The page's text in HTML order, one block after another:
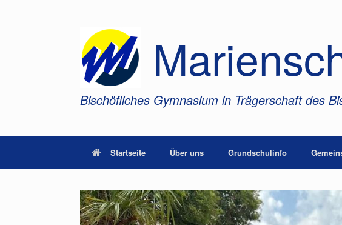
Bischöfliches Gymnasium in Trägerschaft des
Startseite Über uns Grundschulinfo